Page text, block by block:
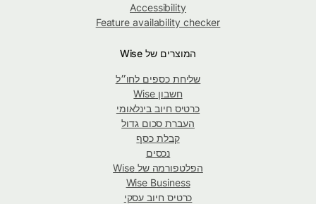
Accessibility
Feature availability checker
המוצרים של Wise
שליחת כספים לחו״ל
חשבון Wise
כרטיס חיוב בינלאומי
העברת סכום גדול
קבלת כסף
נכסים
הפלטפורמה של Wise
Wise Business
כרטיס חיוב עסקי